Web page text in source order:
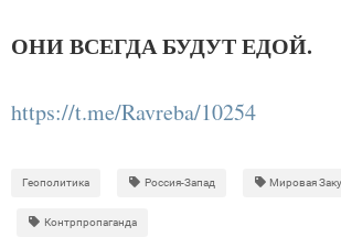
ОНИ ВСЕГДА БУДУТ ЕДОЙ.
https://t.me/Ravreba/10254
Геополитика Россия-Запад Мировая
Контрпропаганда